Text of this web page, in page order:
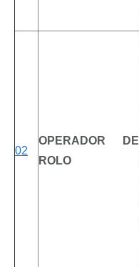
02
OPERADOR DE
ROLO